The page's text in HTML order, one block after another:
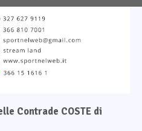
Contrade COSTE di